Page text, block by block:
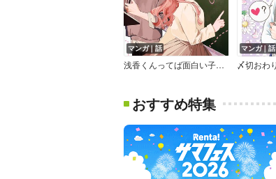
マンガ｜話
浅香くんってば面白い子☆【単話版】
マンガ｜話
おすすめ特集